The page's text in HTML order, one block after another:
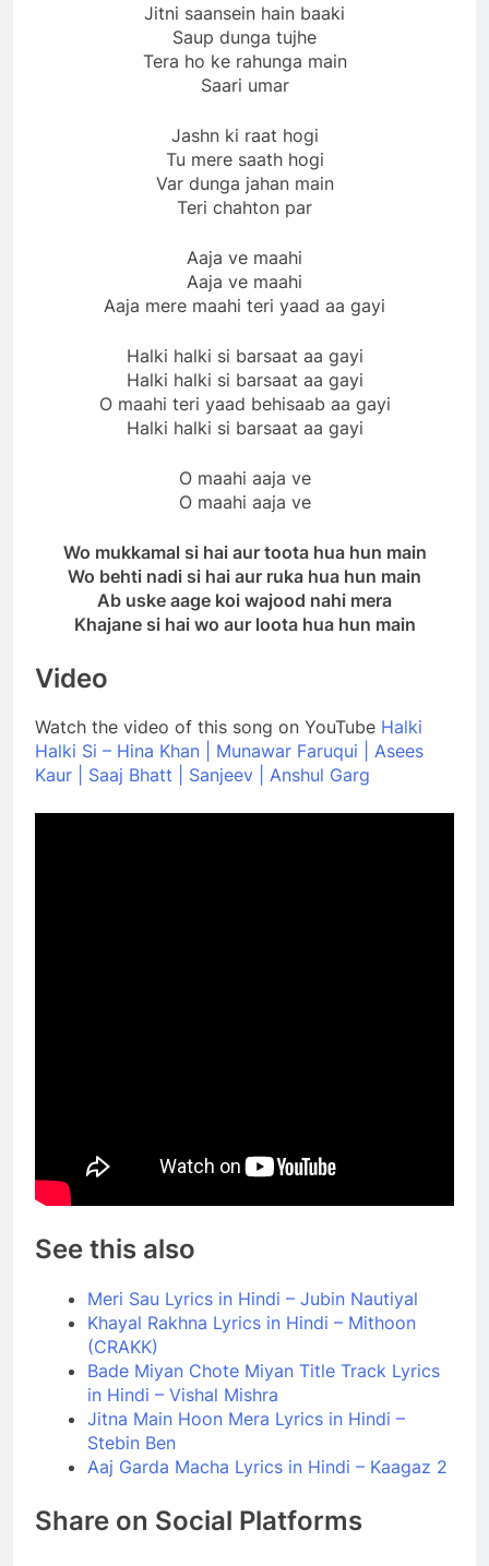
Jitni saansein hain baaki
Saup dunga tujhe
Tera ho ke rahunga main
Saari umar
Jashn ki raat hogi
Tu mere saath hogi
Var dunga jahan main
Teri chahton par
Aaja ve maahi
Aaja ve maahi
Aaja mere maahi teri yaad aa gayi
Halki halki si barsaat aa gayi
Halki halki si barsaat aa gayi
O maahi teri yaad behisaab aa gayi
Halki halki si barsaat aa gayi
O maahi aaja ve
O maahi aaja ve
Wo mukkamal si hai aur toota hua hun main
Wo behti nadi si hai aur ruka hua hun main
Ab uske aage koi wajood nahi mera
Khajane si hai wo aur loota hua hun main
Video
Watch the video of this song on YouTube Halki
Halki Si – Hina Khan | Munawar Faruqui | Asees
Kaur | Saaj Bhatt | Sanjeev | Anshul Garg
See this also
Meri Sau Lyrics in Hindi – Jubin Nautiyal
Khayal Rakhna Lyrics in Hindi – Mithoon
(CRAKK)
Bade Miyan Chote Miyan Title Track Lyrics
in Hindi – Vishal Mishra
Jitna Main Hoon Mera Lyrics in Hindi –
Stebin Ben
Aaj Garda Macha Lyrics in Hindi – Kaagaz 2
Share on Social Platforms